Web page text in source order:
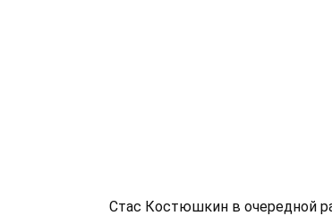
Стас Костюшкин в очередной